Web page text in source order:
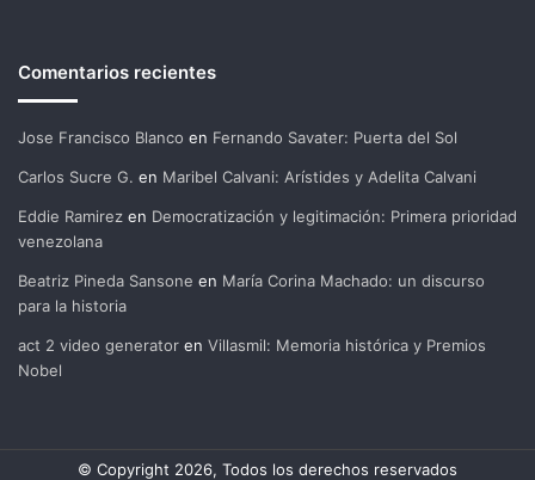
Comentarios recientes
Jose Francisco Blanco en Fernando Savater: Puerta del Sol
Carlos Sucre G. en Maribel Calvani: Arístides y Adelita Calvani
Eddie Ramirez en Democratización y legitimación: Primera prioridad
venezolana
Beatriz Pineda Sansone en María Corina Machado: un discurso
para la historia
act 2 video generator en Villasmil: Memoria histórica y Premios
Nobel
© Copyright 2026, Todos los derechos reservados